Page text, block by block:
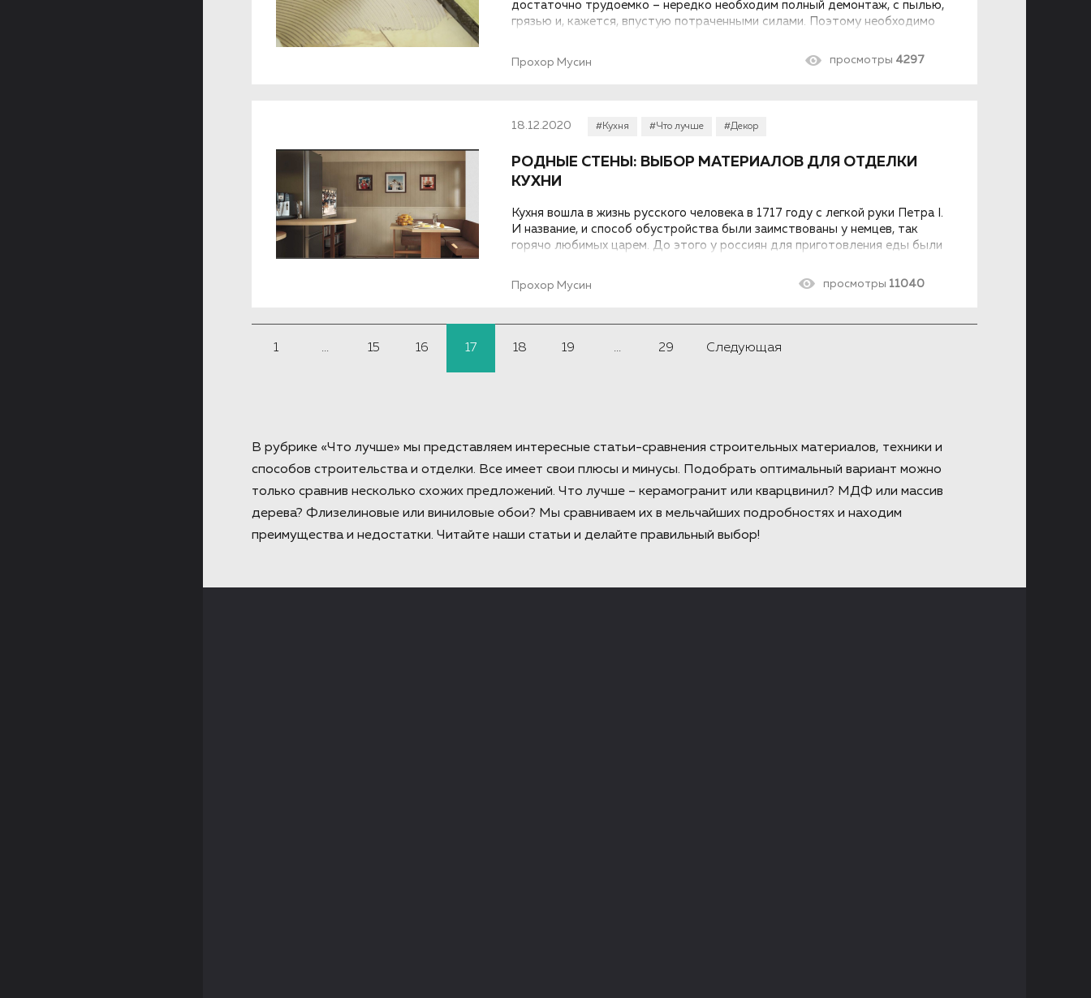
достаточно трудоемко – нередко необходим полный демонтаж, с пылью,
грязью и, кажется, впустую потраченными силами. Поэтому необходимо
Магазины поражают разнообразием, поэтому, чтобы помочь вам немного
ориентироваться в нем, мы расскажем, какой клей выбрать для напольной
Прохор Мусин просмотры 4297
18.12.2020 #Кухня #Что лучше #Декор
РОДНЫЕ СТЕНЫ: ВЫБОР МАТЕРИАЛОВ ДЛЯ ОТДЕЛКИ
КУХНИ
Кухня вошла в жизнь русского человека в 1717 году с легкой руки Петра I.
И название, и способ обустройства были заимствованы у немцев, так
горячо любимых царем. До этого у россиян для приготовления еды были
Поистине революционное событие в виде нового устройства кухни
повлияло не только на русский быт, но и обогатило мировой опыт.
взятое на вооружение европейскими поварами, работавшими при царском
дворе.
Прохор Мусин просмотры 11040
1 ... 15 16 17 18 19 ... 29 Следующая
В рубрике «Что лучше» мы представляем интересные статьи-сравнения строительных материалов, техники и
способов строительства и отделки. Все имеет свои плюсы и минусы. Подобрать оптимальный вариант можно
только сравнив несколько схожих предложений. Что лучше – керамогранит или кварцвинил? МДФ или массив
дерева? Флизелиновые или виниловые обои? Мы сравниваем их в мельчайших подробностях и находим
преимущества и недостатки. Читайте наши статьи и делайте правильный выбор!